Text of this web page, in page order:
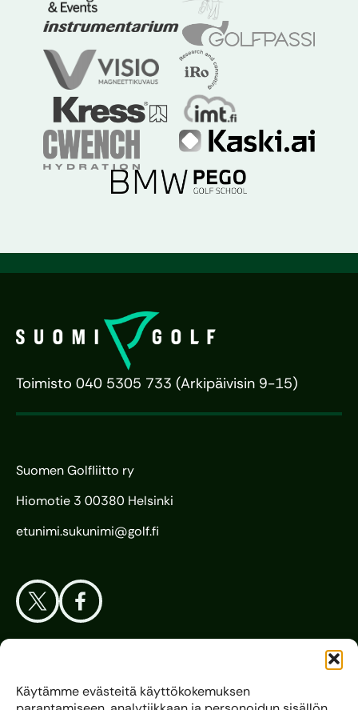
Käytämme evästeitä käyttökokemuksen
Toimisto 040 5305 733 (Arkipäivisin 9-15)
Suomen Golfliitto ry
Hiomotie 3 00380 Helsinki
etunimi.sukunimi@golf.fi